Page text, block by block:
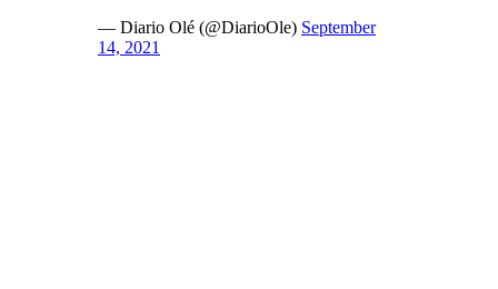
— Diario Olé (@DiarioOle) September
14, 2021